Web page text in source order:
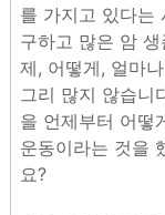
를 가지고 있다는
구하고 많은 암
제, 어떻게, 얼마
그리 많지 않습니
을 언제부터 어떻
운동이라는 것을
요?